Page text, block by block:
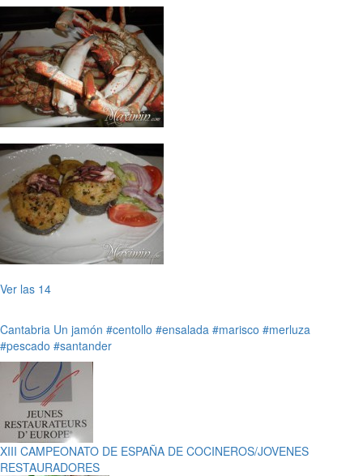
Ver las 14
Cantabria Un jamón #centollo #ensalada #marisco #merluza
#pescado #santander
XIII CAMPEONATO DE ESPAÑA DE COCINEROS/JOVENES
RESTAURADORES